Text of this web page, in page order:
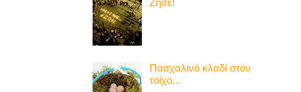
Πασχαλινό κλαδί στον
τοίχο...